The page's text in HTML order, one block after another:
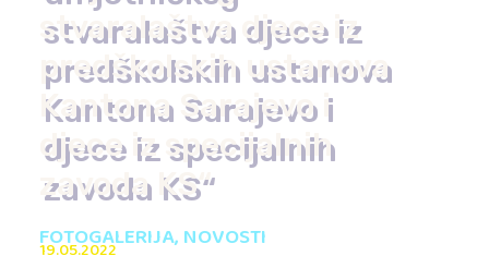
stvaralaštva djece iz
predškolskih ustanova
Kantona Sarajevo i
djece iz specijalnih
zavoda KS“
FOTOGALERIJA,NOVOSTI
19.05.2022